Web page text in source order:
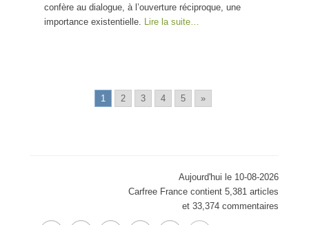
confère au dialogue, à l’ouverture réciproque, une
importance existentielle.
Lire la suite…
1 2 3 4 5 »
Aujourd'hui le 10-08-2026
Carfree France contient 5,381 articles
et 33,374 commentaires